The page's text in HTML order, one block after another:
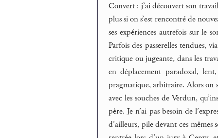
Convert : j’ai découvert son
plus si on s’est rencontré de
ses expériences autrefois sur le
Parfois des passerelles tendues,
critique ou jugeante, dans les
en déplacement paradoxal,
pragmatique, arbitraire. Alors on
avec les souches de Verdun,
père. Je n’ai pas besoin de
d’ailleurs, pile devant ces